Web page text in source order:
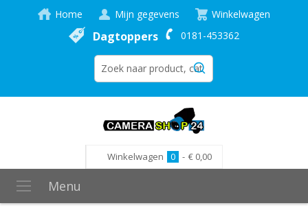
Home Mijn gegevens Winkelwagen
Dagtoppers 0181-453362
Winkelwagen 0 - € 0,00
Menu